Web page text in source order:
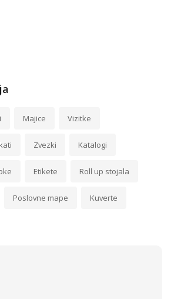
Majice Vizitke
Zvezki Katalogi
Etikete Roll up stojala
Poslovne mape Kuverte